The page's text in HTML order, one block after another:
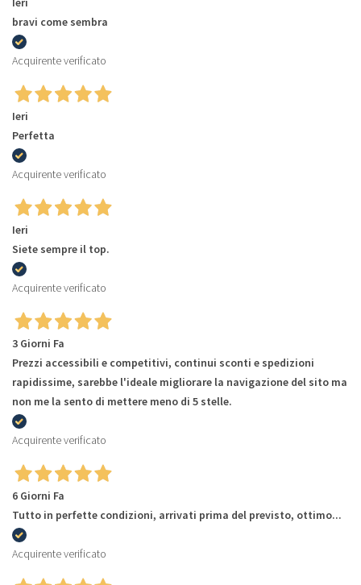
bravi come sembra
Acquirente verificato
Ieri
Perfetta
Acquirente verificato
Ieri
Siete sempre il top.
Acquirente verificato
3 Giorni Fa
Prezzi accessibili e competitivi, continui sconti e spedizioni
rapidissime, sarebbe l'ideale migliorare la navigazione del sito ma
non me la sento di mettere meno di 5 stelle.
Acquirente verificato
6 Giorni Fa
Tutto in perfette condizioni, arrivati prima del previsto, ottimo...
Acquirente verificato